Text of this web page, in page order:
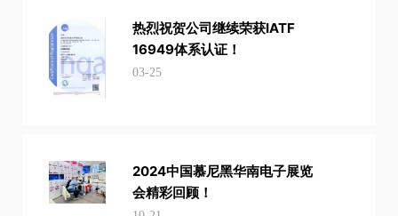
热烈祝贺公司继续荣获IATF
16949体系认证！
03-25
2024中国慕尼黑华南电子展览
会精彩回顾！